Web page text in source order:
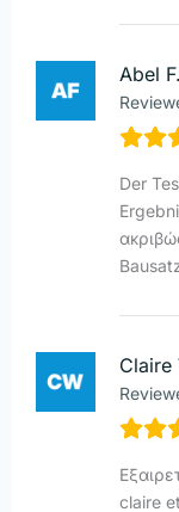
Abel F.
Der
Claire
claire